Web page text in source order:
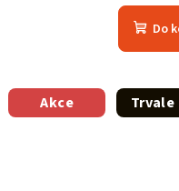
z
5
Do
Akce Trvale